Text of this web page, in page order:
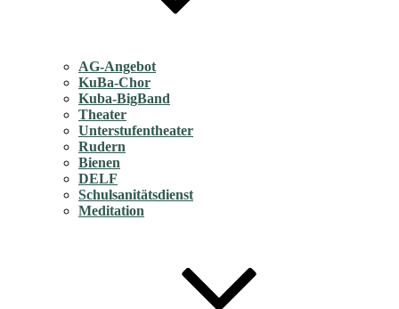
AG-Angebot
KuBa-Chor
Kuba-BigBand
Theater
Unterstufentheater
Rudern
Bienen
DELF
Schulsanitätsdienst
Meditation